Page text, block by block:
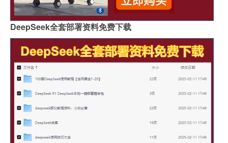
DeepSeek全套部署资料免费下载